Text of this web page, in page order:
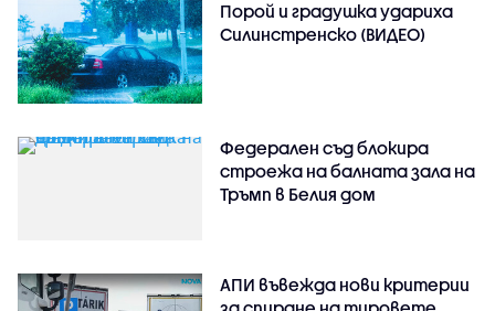
Порой и градушка удариха
Силинстренско (ВИДЕО)
Федерален съд блокира
строежа на балната зала на
Тръмп в Белия дом
АПИ въвежда нови критерии